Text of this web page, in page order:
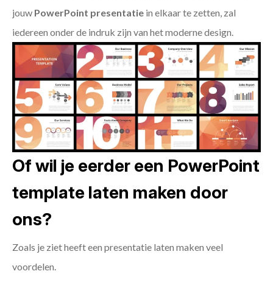
jouw PowerPoint presentatie in elkaar te zetten, zal
iedereen onder de indruk zijn van het moderne design.
Of wil je eerder een PowerPoint
template laten maken door
ons?
Zoals je ziet heeft een presentatie laten maken veel
voordelen.